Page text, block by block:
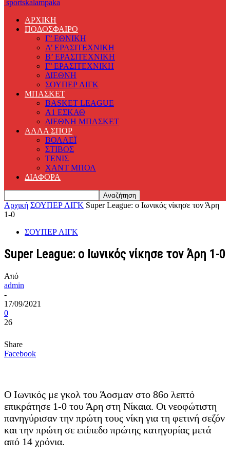
sportskalampaka
ΑΡΧΙΚΗ
ΠΟΔΟΣΦΑΙΡΟ
Γ’ ΕΘΝΙΚΗ
Α’ ΕΡΑΣΙΤΕΧΝΙΚΗ
Β’ ΕΡΑΣΙΤΕΧΝΙΚΗ
Γ’ ΕΡΑΣΙΤΕΧΝΙΚΗ
ΔΙΕΘΝΗ
ΣΟΥΠΕΡ ΛΙΓΚ
ΜΠΑΣΚΕΤ
BASKET LEAGUE
Α1 ΕΣΚΑΘ
ΔΙΕΘΝΗ ΜΠΑΣΚΕΤ
ΑΛΛΑ ΣΠΟΡ
ΒΟΛΛΕΪ
ΣΤΙΒΟΣ
ΤΕΝΙΣ
ΧΑΝΤ ΜΠΟΛ
ΔΙΑΦΟΡΑ
Αρχική ΣΟΥΠΕΡ ΛΙΓΚ Super League: ο Ιωνικός νίκησε τον Άρη
1-0
ΣΟΥΠΕΡ ΛΙΓΚ
Super League: ο Ιωνικός νίκησε τον Άρη 1-0
Από
admin
-
17/09/2021
0
26
Share
Facebook
Ο Ιωνικός με γκολ του Άοσμαν στο 86ο λεπτό
επικράτησε 1-0 του Άρη στη Νίκαια. Οι νεοφώτιστη
πανηγύρισαν την πρώτη τους νίκη για τη φετινή σεζόν
και την πρώτη σε επίπεδο πρώτης κατηγορίας μετά
από 14 χρόνια.